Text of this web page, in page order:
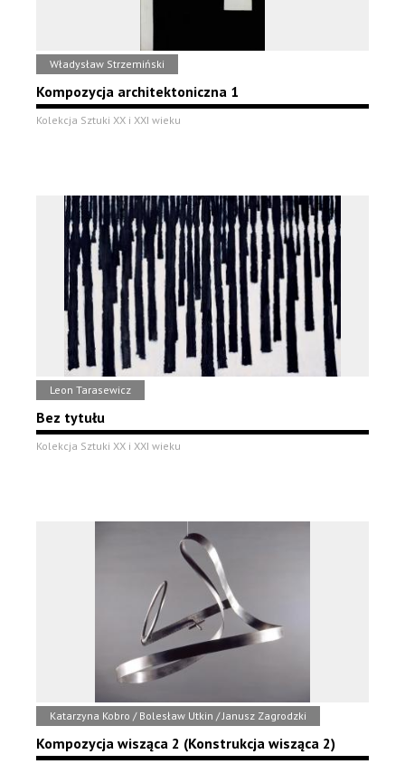
Władysław Strzemiński
Kompozycja architektoniczna 1
Kolekcja Sztuki XX i XXI wieku
Leon Tarasewicz
Bez tytułu
Kolekcja Sztuki XX i XXI wieku
Katarzyna Kobro / Bolesław Utkin / Janusz Zagrodzki
Kompozycja wisząca 2 (Konstrukcja wisząca 2)